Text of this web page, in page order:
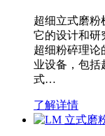
超细立式磨粉
它的设计和研
超细粉碎理论
业设备，包括
式…
了解详情